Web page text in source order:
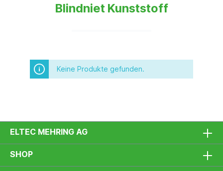
Blindniet Kunststoff
Keine Produkte gefunden.
ELTEC MEHRING AG
SHOP